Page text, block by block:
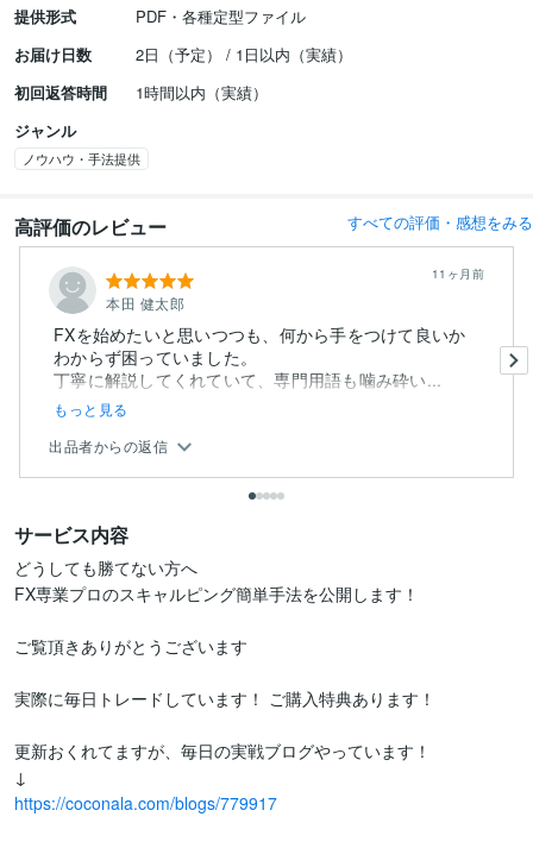
提供形式
PDF・各種定型ファイル
お届け日数
2日（予定） / 1日以内（実績）
初回返答時間
1時間以内（実績）
ジャンル
ノウハウ・手法提供
高評価のレビュー すべての評価・感想をみる
本田 健太郎
11ヶ月前
FXを始めたいと思いつつも、何から手をつけて良いか
わからず困っていました。
丁寧に解説してくれていて、専門用語も噛み砕い...
もっと見る
出品者からの返信
サービス内容
どうしても勝てない方へ
FX専業プロのスキャルピング簡単手法を公開します！
ご覧頂きありがとうございます
実際に毎日トレードしています！ ご購入特典あります！
更新おくれてますが、毎日の実戦ブログやっています！
https://coconala.com/blogs/779917